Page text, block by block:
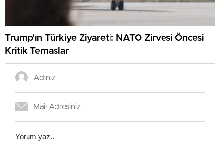
Trump’ın Türkiye Ziyareti: NATO Zirvesi Öncesi
Kritik Temaslar